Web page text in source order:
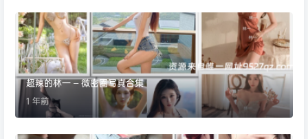
超辣的林一 – 微密圈写真合集
1 年前